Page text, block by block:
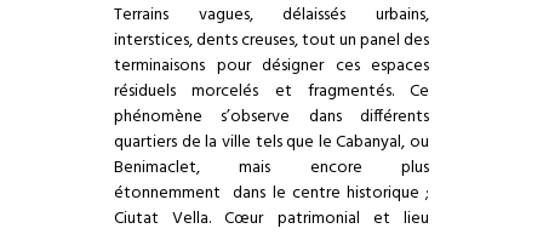
Terrains vagues, délaissés urbains,
interstices, dents creuses, tout un panel des
terminaisons pour désigner ces espaces
résiduels morcelés et fragmentés. Ce
phénomène s’observe dans différents
quartiers de la ville tels que le Cabanyal, ou
Benimaclet, mais encore plus
étonnemment dans le centre historique ;
Ciutat Vella. Cœur patrimonial et lieu